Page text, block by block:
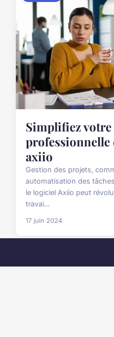
Simplifiez
professionnelle
axiio
Gestion des projets,
automatisation des
le logiciel Axiio peut
travai...
17 juin 2024